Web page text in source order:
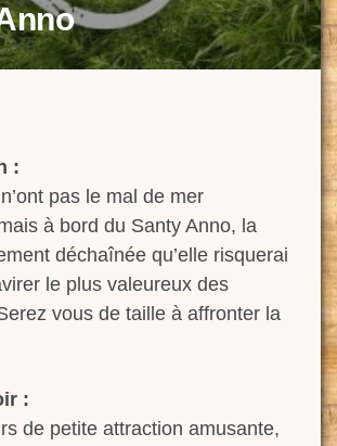
:
pas le mal de mer
à bord du Santy Anno, la
déchaînée qu’elle risquerai
le plus valeureux des
vous de taille à affronter la
:
de petite attraction amusante,